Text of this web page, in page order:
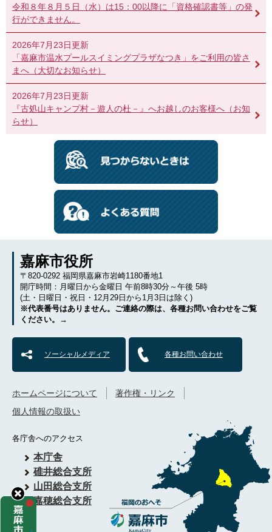
令和８年８月５日（水）は15：00以降に「資格確認書等」の発
行ができません。
2026年7月23日更新
「嘉麻市温水プールスイミングプラザなつき」をご利用の皆さ
まへ（大切なお知らせ）
2026年7月23日更新
『古処山キャンプ村－遊人の杜－』へお越しのお客様へ（お知
らせ）
嘉麻市役所
〒820-0292 福岡県嘉麻市岩崎1180番地1
開庁時間：月曜日から金曜日 午前8時30分～午後 5時
(土・日曜日・祝日・12月29日から1月3日は除く)
※代表番号はありません。ご連絡の際は、各種お問い合わせをご覧
ください。→
ソーシャルメディア 各種お問い合わせ
各庁舎へのアクセス
本庁舎
碓井総合支所
山田総合支所
嘉穂総合支所
ホームページについて
著作権・リンク
個人情報の取扱い